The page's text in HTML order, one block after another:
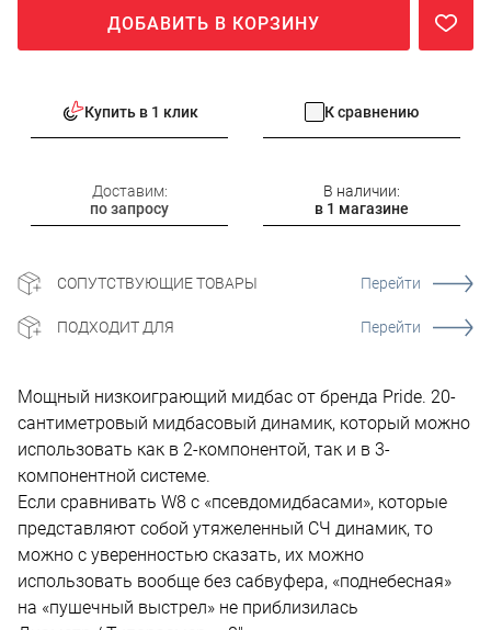
ДОБАВИТЬ В КОРЗИНУ
Купить в 1 клик К сравнению
Доставим:
по запросу
В наличии:
в 1 магазине
СОПУТСТВУЮЩИЕ ТОВАРЫ Перейти
ПОДХОДИТ ДЛЯ Перейти
Мощный низкоиграющий мидбас от бренда Pride. 20-
сантиметровый мидбасовый динамик, который можно
использовать как в 2-компонентой, так и в 3-
компонентной системе.
Если сравнивать W8 с «псевдомидбасами», которые
представляют собой утяжеленный СЧ динамик, то
можно с уверенностью сказать, их можно
использовать вообще без сабвуфера, «поднебесная»
на «пушечный выстрел» не приблизилась